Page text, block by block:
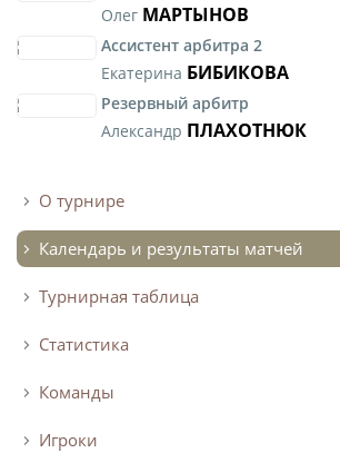
О турнире
Календарь и результаты матчей
Турнирная таблица
Статистика
Команды
Игроки
Олег МАРТЫНОВ
Ассистент арбитра 2
Екатерина БИБИКОВА
Резервный арбитр
Александр ПЛАХОТНЮК